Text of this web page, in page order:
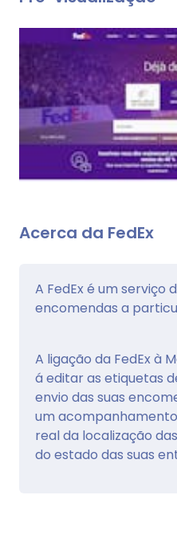
Acerca da FedEx
A FedEx é um serviço
encomendas a
A ligação da FedEx à
á editar as etiquetas
envio das suas
um
real da localização
do estado das suas